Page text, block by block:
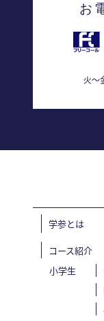
お
火〜
学参とは
コース紹介
小学生